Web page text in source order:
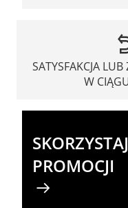
SATYSFAKCJA
W
PROMOCJI